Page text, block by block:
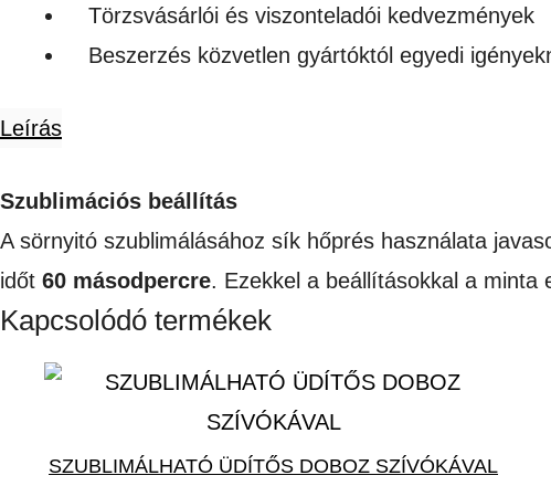
Törzsvásárlói és viszonteladói kedvezmények
Beszerzés közvetlen gyártóktól egyedi
Leírás
Szublimációs beállítás
A sörnyitó szublimálásához sík hőprés használata
időt 60 másodpercre. Ezekkel a beállításokkal a minta
Kapcsolódó termékek
SZUBLIMÁLHATÓ ÜDÍTŐS DOBOZ SZÍVÓKÁVAL